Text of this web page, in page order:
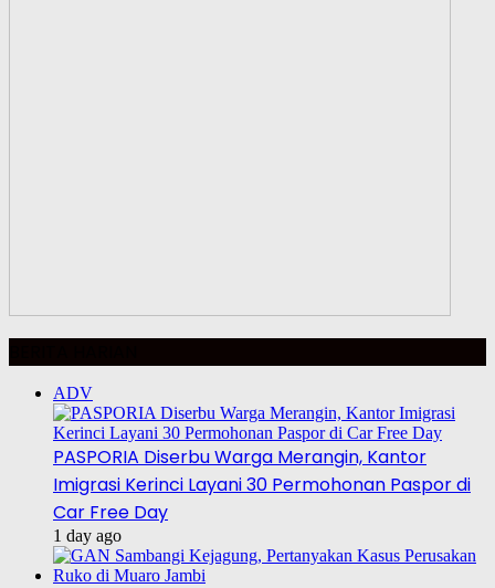
ADV
PASPORIA Diserbu Warga Merangin, Kantor
Imigrasi Kerinci Layani 30 Permohonan Paspor di
Car Free Day
1 day ago